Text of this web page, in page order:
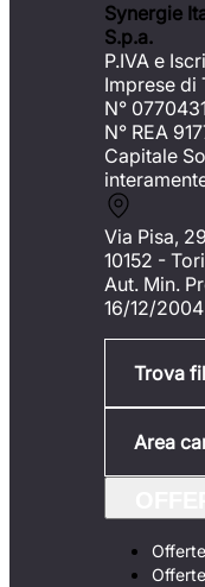
Synergie
S.p.a.
P.IVA e
Imprese di
N°
N° REA
Capitale
Via Pisa, 29
10152 -
Aut. Min.
16/12/2004
Trova
Area